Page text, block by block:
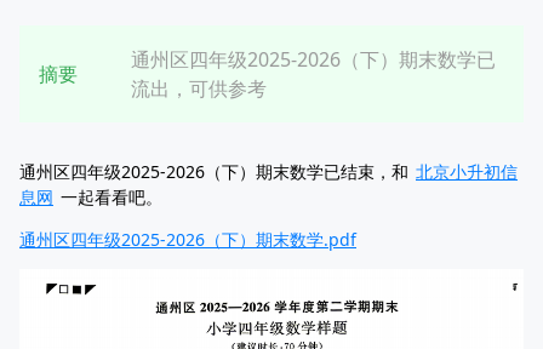
摘要
通州区四年级2025-2026（下）期末数学已
流出，可供参考
通州区四年级2025-2026（下）期末数学已结束，和 北京小升初信
息网 一起看看吧。
通州区四年级2025-2026（下）期末数学.pdf